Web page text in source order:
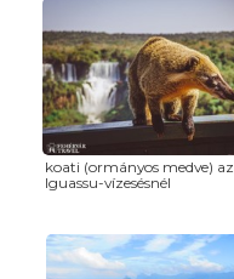
koati (ormányos medve) az
Iguassu-vízesésnél